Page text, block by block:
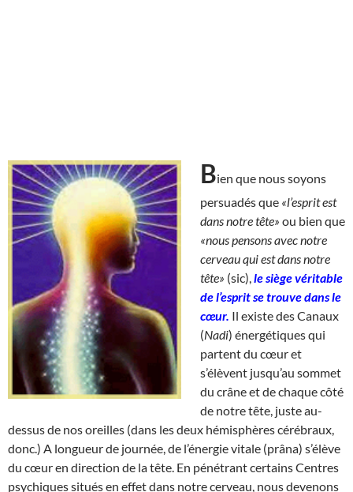
Bien que nous soyons
persuadés que «l’esprit est
dans notre tête» ou bien que
«nous pensons avec notre
cerveau qui est dans notre
tête» (sic), le siège véritable
de l’esprit se trouve dans le
cœur. Il existe des Canaux
(Nadi) énergétiques qui
partent du cœur et
s’élèvent jusqu’au sommet
du crâne et de chaque côté
de notre tête, juste au-
dessus de nos oreilles (dans les deux hémisphères cérébraux,
donc.) A longueur de journée, de l’énergie vitale (prâna) s’élève
du cœur en direction de la tête. En pénétrant certains Centres
psychiques situés en effet dans notre cerveau, nous devenons